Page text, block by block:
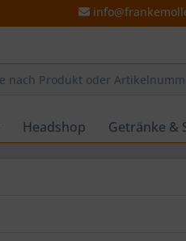
Headshop Getränke &